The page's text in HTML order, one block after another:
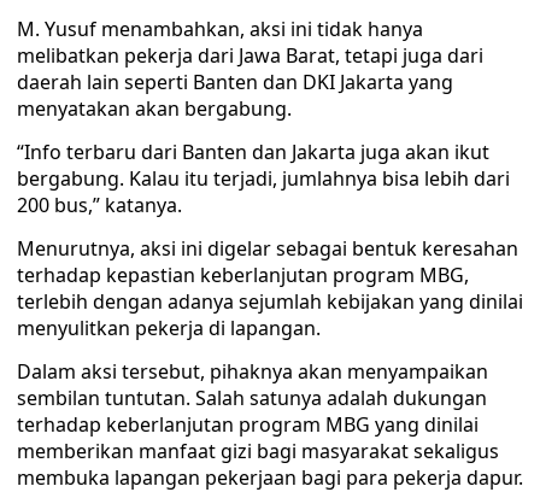
M. Yusuf menambahkan, aksi ini tidak hanya
melibatkan pekerja dari Jawa Barat, tetapi juga dari
daerah lain seperti Banten dan DKI Jakarta yang
menyatakan akan bergabung.
“Info terbaru dari Banten dan Jakarta juga akan ikut
bergabung. Kalau itu terjadi, jumlahnya bisa lebih dari
200 bus,” katanya.
Menurutnya, aksi ini digelar sebagai bentuk keresahan
terhadap kepastian keberlanjutan program MBG,
terlebih dengan adanya sejumlah kebijakan yang dinilai
menyulitkan pekerja di lapangan.
Dalam aksi tersebut, pihaknya akan menyampaikan
sembilan tuntutan. Salah satunya adalah dukungan
terhadap keberlanjutan program MBG yang dinilai
memberikan manfaat gizi bagi masyarakat sekaligus
membuka lapangan pekerjaan bagi para pekerja dapur.